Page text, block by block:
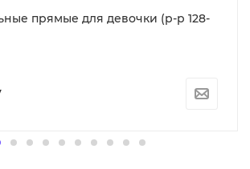
прямые для девочки (р-р 128-